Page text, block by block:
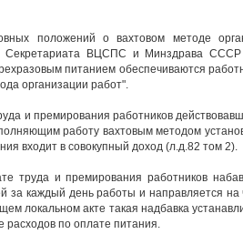
положений о вахтовом методе
Секретариата ВЦСПС и Минздрава
питанием обеспечиваются
организации работ".
и премирования работников
работу вахтовым методом
входит в совокупный доход (л.д.82 том 2).
труда и премирования работников
за каждый день работы и направляется
локальном акте такая надбавка
расходов по оплате питания.